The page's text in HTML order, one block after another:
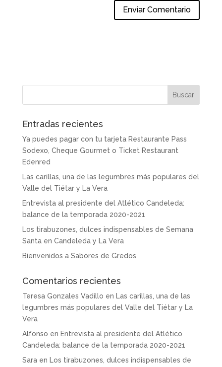
Entradas recientes
Ya puedes pagar con tu tarjeta Restaurante Pass
Sodexo, Cheque Gourmet o Ticket Restaurant
Edenred
Las carillas, una de las legumbres más populares del
Valle del Tiétar y La Vera
Entrevista al presidente del Atlético Candeleda:
balance de la temporada 2020-2021
Los tirabuzones, dulces indispensables de Semana
Santa en Candeleda y La Vera
Bienvenidos a Sabores de Gredos
Comentarios recientes
Teresa Gonzales Vadillo en Las carillas, una de las
legumbres más populares del Valle del Tiétar y La
Vera
Alfonso en Entrevista al presidente del Atlético
Candeleda: balance de la temporada 2020-2021
Saraen Los tirabuzones, dulces indispensables de